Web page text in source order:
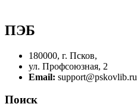
ПЭБ
180000, г. Псков,
ул. Профсоюзная, 2
Email: support@pskovlib.ru
Поиск